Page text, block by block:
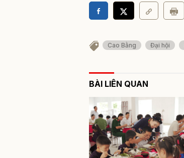
Cao Bằng Đại hội
BÀI LIÊN QUAN